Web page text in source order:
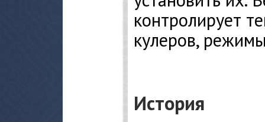
контролирует
кулеров,
История